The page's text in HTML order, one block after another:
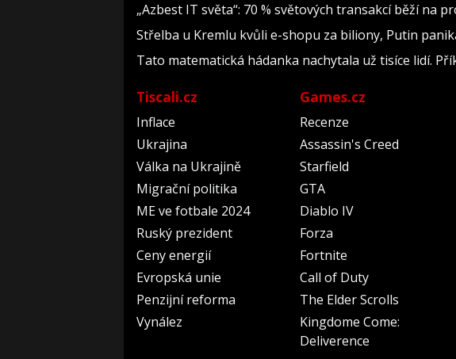
„Azbest IT světa“: 70 % světových transakcí běží na
Střelba u Kremlu kvůli e-shopu za biliony, Putin
Tato matematická hádanka nachytala už tisíce lidí.
Tiscali.cz
Inflace
Ukrajina
Válka na Ukrajině
Migrační politika
ME ve fotbale 2024
Ruský prezident
Ceny energií
Evropská unie
Penzijní reforma
Vynález
Games.cz
Recenze
Assassin's Creed
Starfield
GTA
Diablo IV
Forza
Fortnite
Call of Duty
The Elder Scrolls
Kingdome Come:
Deliverence